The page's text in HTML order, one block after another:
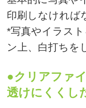
たい場合は白打ちをし
不透明にはなりません
い。
●白色をデザインと
ちが必要になります。
「白い文字や図形を入
印刷したい」という場